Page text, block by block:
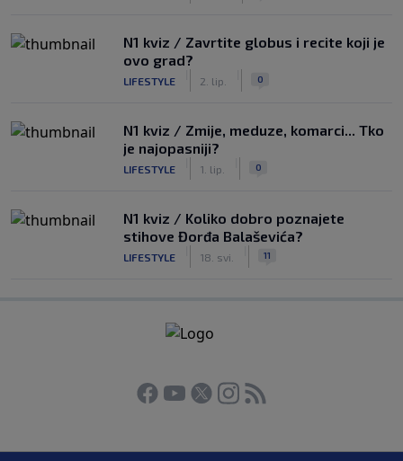
N1 kviz / Zavrtite globus i recite koji je
ovo grad?
LIFESTYLE 2. lip. 0
N1 kviz / Zmije, meduze, komarci... Tko
je najopasniji?
LIFESTYLE 1. lip. 0
N1 kviz / Koliko dobro poznajete
stihove Đorđa Balaševića?
LIFESTYLE 18. svi. 11